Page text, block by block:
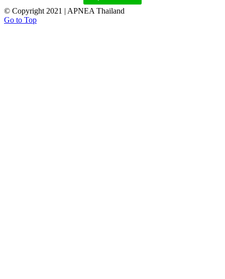
© Copyright 2021 | APNEA Thailand
Go to Top